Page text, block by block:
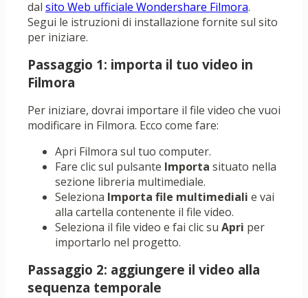
dal sito Web ufficiale Wondershare Filmora.
Segui le istruzioni di installazione fornite sul sito
per iniziare.
Passaggio 1: importa il tuo video in
Filmora
Per iniziare, dovrai importare il file video che vuoi
modificare in Filmora. Ecco come fare:
Apri Filmora sul tuo computer.
Fare clic sul pulsante Importa situato nella
sezione libreria multimediale.
Seleziona Importa file multimediali e vai
alla cartella contenente il file video.
Seleziona il file video e fai clic su Apri per
importarlo nel progetto.
Passaggio 2: aggiungere il video alla
sequenza temporale